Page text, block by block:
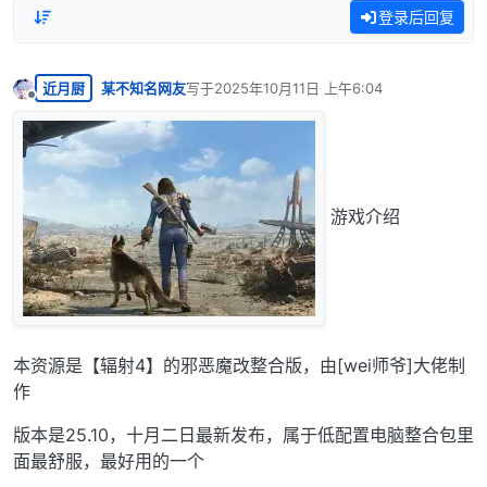
登录后回复
离线
近月厨 某不知名网友写于2025年10月11日 上午6:04
最后由 编辑
游戏介绍
本资源是【辐射4】的邪恶魔改整合版，由[wei师爷]大佬制
作
版本是25.10，十月二日最新发布，属于低配置电脑整合包里
面最舒服，最好用的一个